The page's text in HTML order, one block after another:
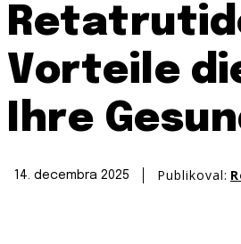
Vorteile
Ihre
14. decembra 2025 Publikoval: